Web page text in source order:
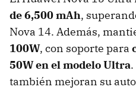
de 6,500 mAh,
Nova 14. Además,
100W, con soporte para
50W en el modelo Ultra
también mejoran su